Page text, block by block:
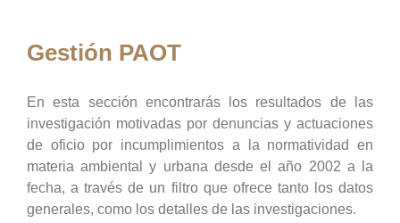
Gestión PAOT
En esta sección encontrarás los resultados de las
investigación motivadas por denuncias y actuaciones
de oficio por incumplimientos a la normatividad en
materia ambiental y urbana desde el año 2002 a la
fecha, a través de un filtro que ofrece tanto los datos
generales, como los detalles de las investigaciones.